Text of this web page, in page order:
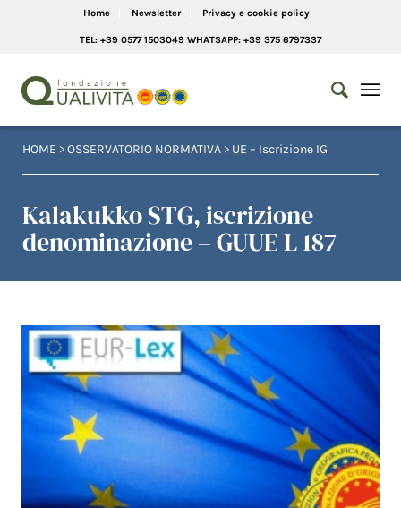
Home Newsletter Privacy e cookie policy
TEL: +39 0577 1503049 WHATSAPP: +39 375 6797337
HOME >OSSERVATORIO NORMATIVA > UE – Iscrizione IG
Kalakukko STG, iscrizione
denominazione – GUUE L 187